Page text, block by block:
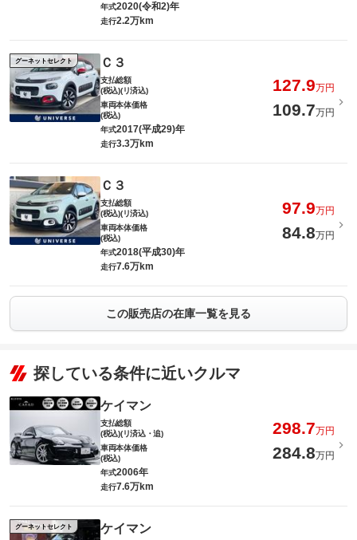
年式2020(令和2)年
走行2.2万km
グーネットセレクト Ｃ３
支払総額
(税込)(リ済込)
127.9万円
車両本体価格
(税込)
109.7万円
年式2017(平成29)年
走行3.3万km
Ｃ３
支払総額
(税込)(リ済込)
97.9万円
車両本体価格
(税込)
84.8万円
年式2018(平成30)年
走行7.6万km
この販売店の在庫一覧を見る
探している条件に近いクルマ
ケイマン
支払総額
(税込)(リ済込・追)
298.7万円
車両本体価格
(税込)
284.8万円
年式2006年
走行7.6万km
グーネットセレクト ケイマン